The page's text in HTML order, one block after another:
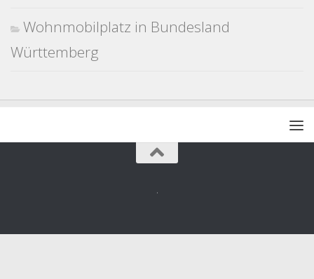
Wohnmobilplatz in Bundesland
Württemberg
.